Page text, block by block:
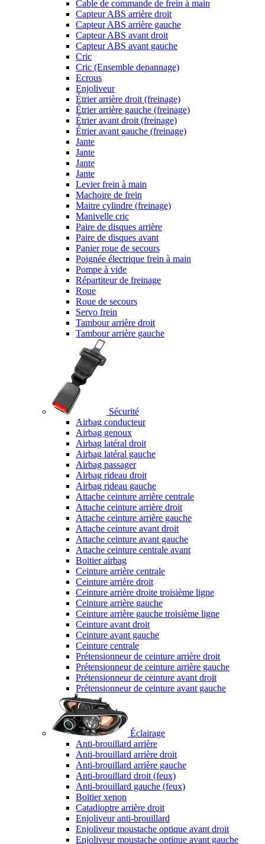
Cable de commande de frein à main
Capteur ABS arrière droit
Capteur ABS arrière gauche
Capteur ABS avant droit
Capteur ABS avant gauche
Cric
Cric (Ensemble depannage)
Ecrous
Enjoliveur
Étrier arrière droit (freinage)
Étrier arrière gauche (freinage)
Étrier avant droit (freinage)
Étrier avant gauche (freinage)
Jante
Jante
Jante
Jante
Levier frein à main
Machoire de frein
Maitre cylindre (freinage)
Manivelle cric
Paire de disques arrière
Paire de disques avant
Panier roue de secours
Poignée électrique frein à main
Pompe à vide
Répartiteur de freinage
Roue
Roue de secours
Servo frein
Tambour arrière droit
Tambour arrière gauche
Sécurité
Airbag conducteur
Airbag genoux
Airbag latéral droit
Airbag latéral gauche
Airbag passager
Airbag rideau droit
Airbag rideau gauche
Attache ceinture arrière centrale
Attache ceinture arrière droit
Attache ceinture arrière gauche
Attache ceinture avant droit
Attache ceinture avant gauche
Attache ceinture centrale avant
Boitier airbag
Ceinture arrière centrale
Ceinture arrière droit
Ceinture arrière droite troisième ligne
Ceinture arrière gauche
Ceinture arrière gauche troisième ligne
Ceinture avant droit
Ceinture avant gauche
Ceinture centrale
Prétensionneur de ceinture arrière droit
Prétensionneur de ceinture arrière gauche
Prétensionneur de ceinture avant droit
Prétensionneur de ceinture avant gauche
Éclairage
Anti-brouillard arrière
Anti-brouillard arrière droit
Anti-brouillard arrière gauche
Anti-brouillard droit (feux)
Anti-brouillard gauche (feux)
Boitier xenon
Catadioptre arrière droit
Enjoliveur anti-brouillard
Enjoliveur moustache optique avant droit
Enjoliveur moustache optique avant gauche